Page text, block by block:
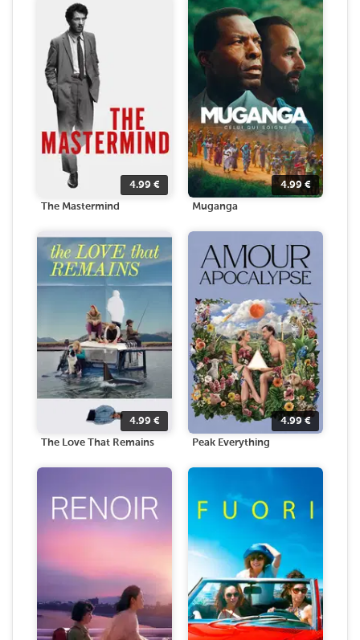
4.99 €
The Mastermind
4.99 €
Muganga
4.99 €
The Love That Remains
4.99€
Peak Everything